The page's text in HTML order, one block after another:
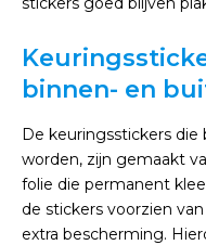
binnen- en
De keuringsstickers die
worden, zijn gemaakt
folie die permanent
de stickers voorzien
extra bescherming.